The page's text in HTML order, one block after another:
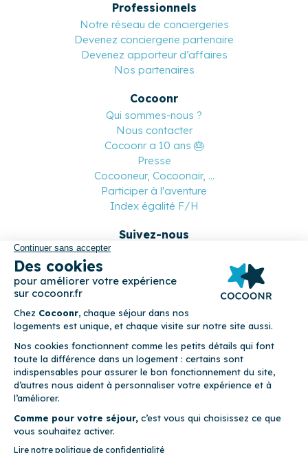
Professionnels
Notre réseau de conciergeries
Devenez conciergerie partenaire
Devenez apporteur d’affaires
Nos partenaires
Cocoonr
Qui sommes-nous ?
Nous contacter
Cocoonr a 10 ans 🎂
Presse
Cocooneur, Cocoonair, ...
Participer à l'aventure
Index égalité F/H
Suivez-nous
location–CGU – Politique de confidentialité–Politique de
Cocoonr est conçu et développé à Rennes 🇫🇷